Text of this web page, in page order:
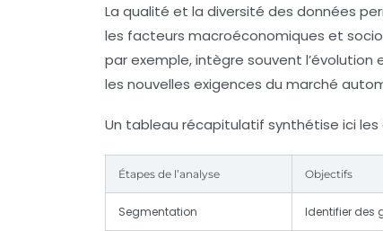
La qualité et la diversité des données
les facteurs macroéconomiques et
par exemple, intègre souvent
les nouvelles exigences du marché
Un tableau récapitulatif synthétise ici les
Étapes de l’analyse Objectifs
Segmentation Identifier des